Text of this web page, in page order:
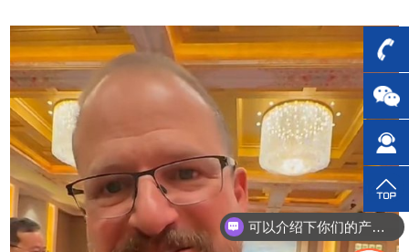
可以介绍下你们的产品么？